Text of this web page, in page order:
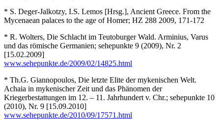
* S. Deger-Jalkotzy, I.S. Lemos [Hrsg.], Ancient Greece. From the
Mycenaean palaces to the age of Homer; HZ 288 2009, 171-172
* R. Wolters, Die Schlacht im Teutoburger Wald. Arminius, Varus
und das römische Germanien; sehepunkte 9 (2009), Nr. 2
[15.02.2009]
www.sehepunkte.de/2009/02/14825.html
* Th.G. Giannopoulos, Die letzte Elite der mykenischen Welt.
Achaia in mykenischer Zeit und das Phänomen der
Kriegerbestattungen im 12. – 11. Jahrhundert v. Chr.; sehepunkte 10
(2010), Nr. 9 [15.09.2010]
www.sehepunkte.de/2010/09/17571.html